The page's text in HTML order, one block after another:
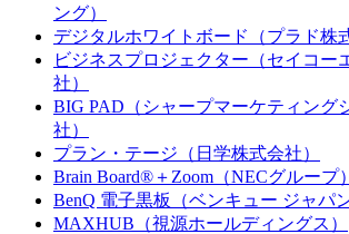
ング）
デジタルホワイトボード（プラド株
ビジネスプロジェクター（セイコー
社）
BIG PAD（シャープマーケティング
社）
プラン・テージ（日学株式会社）
Brain Board®＋Zoom（NECグループ）
BenQ 電子黒板（ベンキュー ジャパ
MAXHUB（視源ホールディングス）